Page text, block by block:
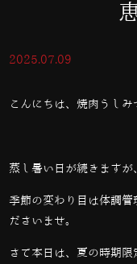
2025.07.09
こんにちは、焼肉うしみ
蒸し暑い日が続きます
季節の変わり目は体調管
ださいませ。
さて本日は、夏の時期